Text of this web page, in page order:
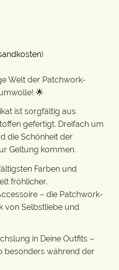
)
Welt der Patchwork-
🌟
ist sorgfältig aus
gefertigt. Dreifach um
die Schönheit der
Geltung kommen.
Farben und
fröhlicher.
– die Patchwork-
von Selbstliebe und
in Deine Outfits –
besonders während der